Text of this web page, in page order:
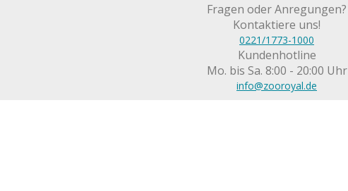
Fragen oder Anregungen?
Kontaktiere uns!
0221/1773-1000
Kundenhotline
Mo. bis Sa. 8:00 - 20:00 Uhr
info@zooroyal.de